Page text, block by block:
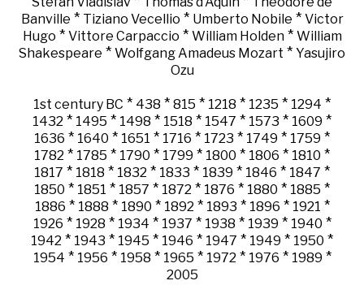
Banville * Tiziano Vecellio * Umberto Nobile * Victor
Hugo * Vittore Carpaccio * William Holden* William
Shakespeare * Wolfgang Amadeus Mozart * Yasujiro
Ozu
1st century BC * 438 * 815 * 1218 * 1235 * 1294 *
1432 * 1495 * 1498 * 1518 * 1547 * 1573 * 1609 *
1636 * 1640 * 1651 * 1716 * 1723 * 1749 * 1759 *
1782 * 1785 * 1790 * 1799 * 1800 * 1806 * 1810 *
1817 * 1818 * 1832 * 1833 * 1839 * 1846 * 1847 *
1850 * 1851 * 1857 * 1872 * 1876 * 1880 * 1885 *
1886 * 1888 * 1890 * 1892 * 1893 * 1896 * 1921 *
1926 * 1928 * 1934 * 1937 * 1938 * 1939 * 1940 *
1942 * 1943 * 1945 * 1946 * 1947 * 1949 * 1950 *
1954 * 1956 * 1958 * 1965 * 1972 * 1976 * 1989 *
2005